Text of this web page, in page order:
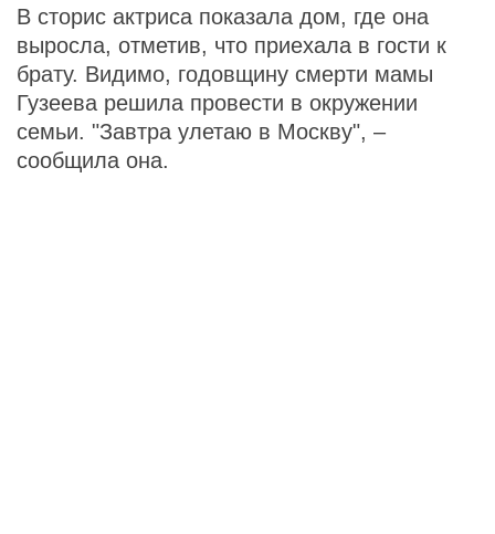
В сторис актриса показала дом, где она
выросла, отметив, что приехала в гости к
брату. Видимо, годовщину смерти мамы
Гузеева решила провести в окружении
семьи. "Завтра улетаю в Москву", –
сообщила она.